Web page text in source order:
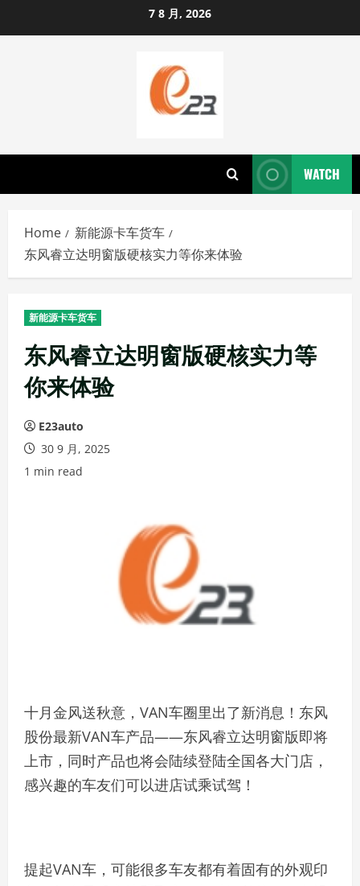
to
7 8 月, 2026
WATCH
Home
新能源卡车货车
东风睿立达明窗版硬核实力等你来体验
新能源卡车货车
东风睿立达明窗版硬核实力等
你来体验
E23auto
30 9 月, 2025
1 min read
十月金风送秋意，VAN车圈里出了新消息！东风
股份最新VAN车产品——东风睿立达明窗版即将
上市，同时产品也将会陆续登陆全国各大门店，
感兴趣的车友们可以进店试乘试驾！
提起VAN车，可能很多车友都有着固有的外观印